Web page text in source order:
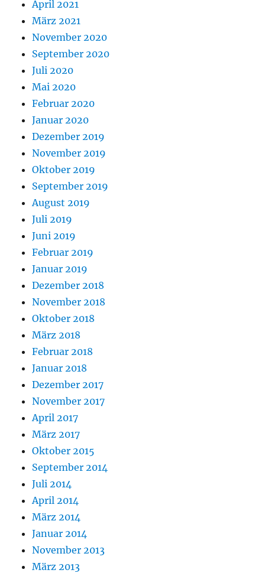
April 2021
März 2021
November 2020
September 2020
Juli 2020
Mai 2020
Februar 2020
Januar 2020
Dezember 2019
November 2019
Oktober 2019
September 2019
August 2019
Juli 2019
Juni 2019
Februar 2019
Januar 2019
Dezember 2018
November 2018
Oktober 2018
März 2018
Februar 2018
Januar 2018
Dezember 2017
November 2017
April 2017
März 2017
Oktober 2015
September 2014
Juli 2014
April 2014
März 2014
Januar 2014
November 2013
März 2013